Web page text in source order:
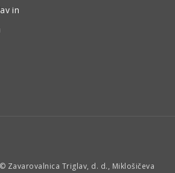
in
Zavarovalnica Triglav, d. d., Miklošičeva